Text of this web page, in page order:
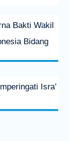
Bakti Wakil
Bidang
Isra’